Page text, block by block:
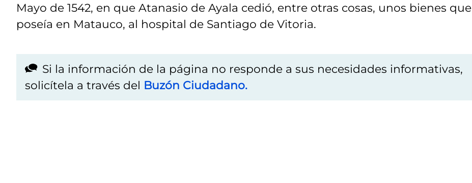
Mayo de 1542, en que Atanasio de Ayala cedió, entre otras cosas, unos bienes que
poseía en Matauco, al hospital de Santiago de Vitoria.
Si la información de la página no responde a sus necesidades informativas,
solicítela a través del Buzón Ciudadano.